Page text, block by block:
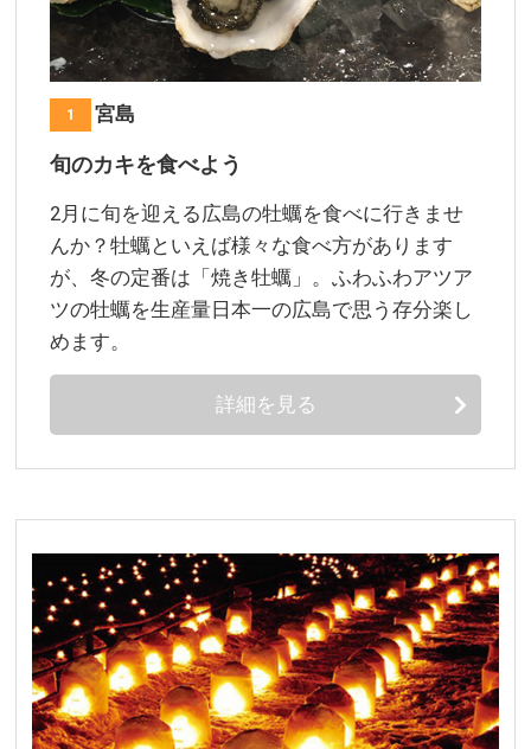
1
広島 宮島
旬のカキを食べよう
2月に旬を迎える広島の牡蠣を食べに行きませ
んか？牡蠣といえば様々な食べ方があります
が、冬の定番は「焼き牡蠣」。ふわふわアツア
ツの牡蠣を生産量日本一の広島で思う存分楽し
めます。
詳細を見る